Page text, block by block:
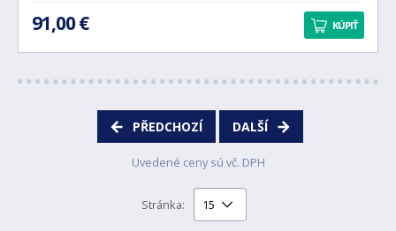
91,00 € KÚPIŤ
PŘEDCHOZÍ DALŠÍ
Uvedené ceny sú vč. DPH
Stránka: